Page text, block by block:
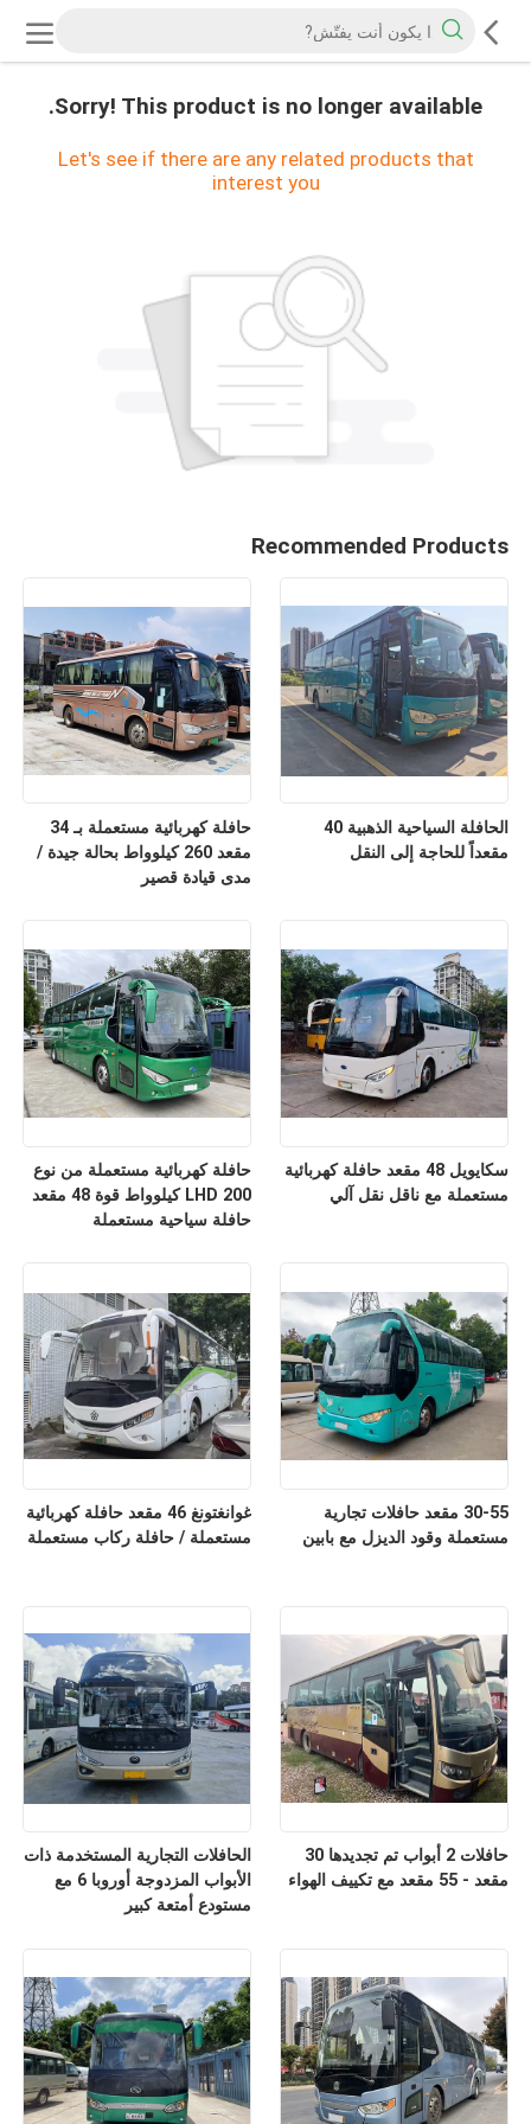
Sorry! This product is no longer available.
Let's see if there are any related products that
interest you
Recommended Products
حافلة كهربائية مستعملة بـ 34
مقعد 260 كيلوواط بحالة جيدة /
مدى قيادة قصير
الحافلة السياحية الذهبية 40
مقعداً للحاجة إلى النقل
حافلة كهربائية مستعملة من نوع
LHD 200 كيلوواط قوة 48 مقعد
حافلة سياحية مستعملة
سكايويل 48 مقعد حافلة كهربائية
مستعملة مع ناقل نقل آلي
غوانغتونغ 46 مقعد حافلة كهربائية
مستعملة / حافلة ركاب مستعملة
30-55 مقعد حافلات تجارية
مستعملة وقود الديزل مع بابين
الحافلات التجارية المستخدمة ذات
الأبواب المزدوجة أوروبا 6 مع
مستودع أمتعة كبير
حافلات 2 أبواب تم تجديدها 30
مقعد - 55 مقعد مع تكييف الهواء